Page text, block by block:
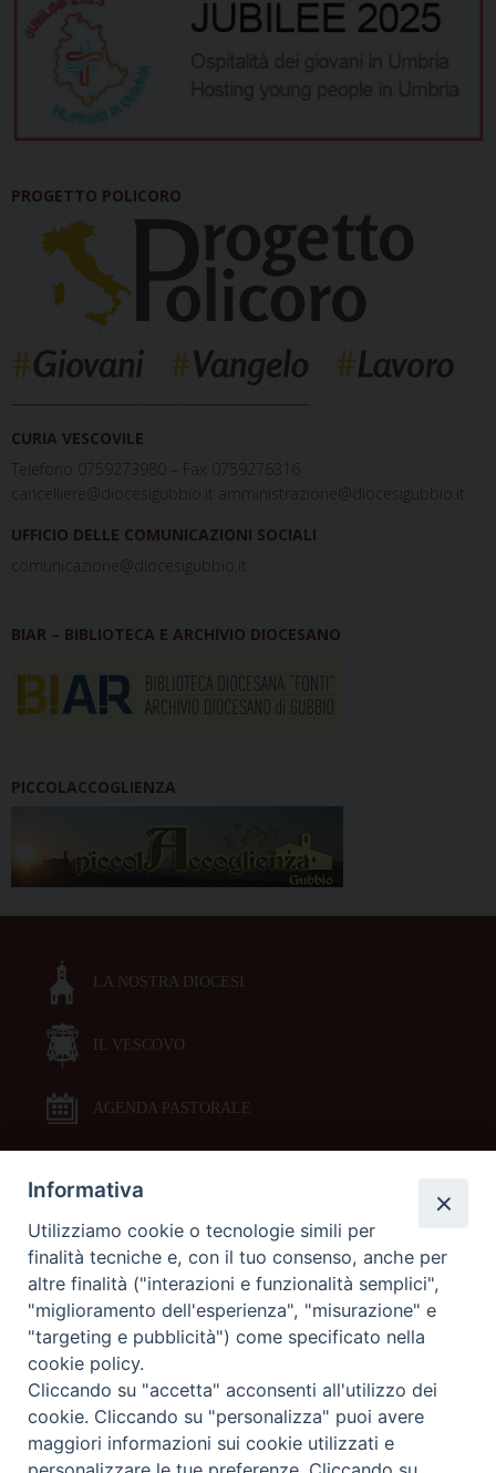
PROGETTO POLICORO
CURIA VESCOVILE
Telefono 0759273980 – Fax 0759276316
cancelliere@diocesigubbio.it amministrazione@diocesigubbio.it
UFFICIO DELLE COMUNICAZIONI SOCIALI
comunicazione@diocesigubbio.it
BIAR – BIBLIOTECA E ARCHIVIO DIOCESANO
PICCOLACCOGLIENZA
LA NOSTRA DIOCESI
IL VESCOVO
AGENDA PASTORALE
DOCUMENTI PASTORALI
ORARI MESSE
LITURGIA DELLE ORE
GALLERIE FOTOGRAFICHE
Informativa
Utilizziamo cookie o tecnologie simili per
finalità tecniche e, con il tuo consenso, anche per
altre finalità ("interazioni e funzionalità semplici",
"miglioramento dell'esperienza", "misurazione" e
"targeting e pubblicità") come specificato nella
cookie policy.
Cliccando su "accetta" acconsenti all'utilizzo dei
cookie. Cliccando su "personalizza" puoi avere
maggiori informazioni sui cookie utilizzati e